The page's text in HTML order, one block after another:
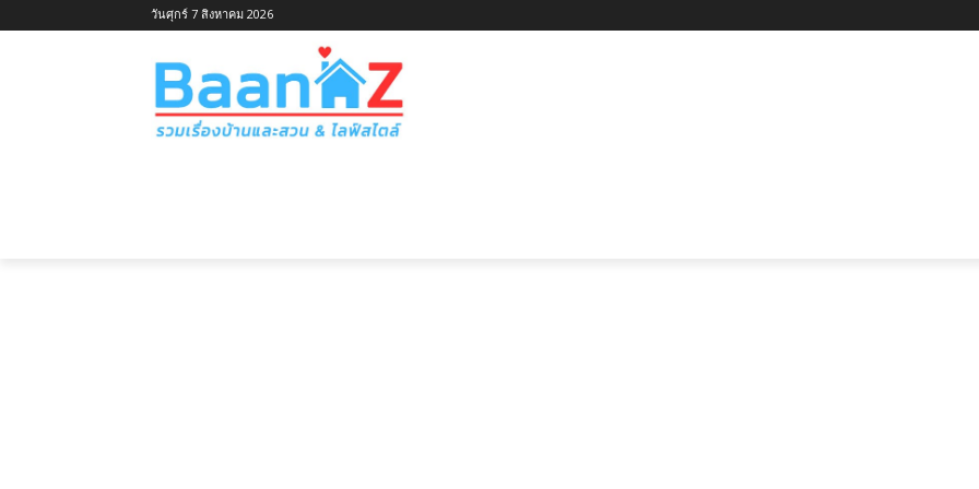
วันศุกร์ 7 สิงหาคม 2026